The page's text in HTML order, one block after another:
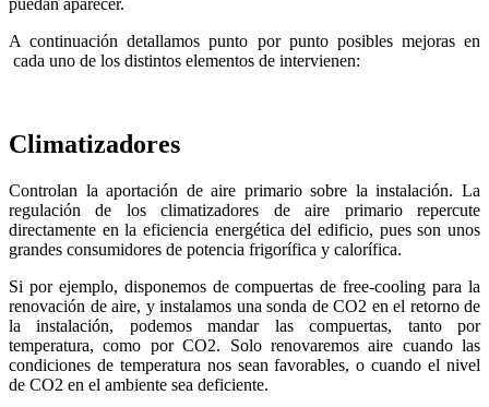
A continuación detallamos punto por punto posibles mejoras en
cada uno de los distintos elementos de intervienen:
Climatizadores
Controlan la aportación de aire primario sobre la instalación. La
regulación de los climatizadores de aire primario repercute
directamente en la eficiencia energética del edificio, pues son unos
grandes consumidores de potencia frigorífica y calorífica.
Si por ejemplo, disponemos de compuertas de free-cooling para la
renovación de aire, y instalamos una sonda de CO2 en el retorno de
la instalación, podemos mandar las compuertas, tanto por
temperatura, como por CO2. Solo renovaremos aire cuando las
condiciones de temperatura nos sean favorables, o cuando el nivel
de CO2 en el ambiente sea deficiente.